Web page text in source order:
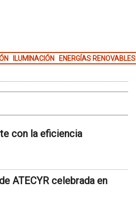
ILUMINACIÓN ENERGÍAS RENOVABLES
con la eficiencia
ATECYR celebrada en